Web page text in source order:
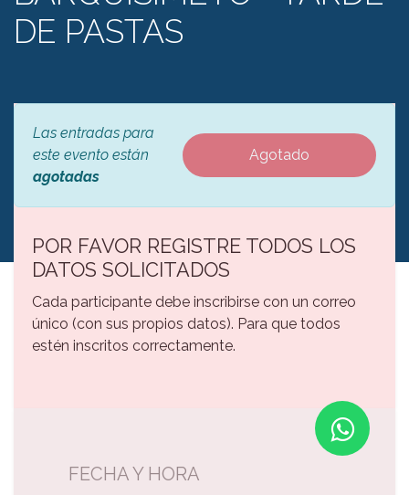
DE PASTAS
Las entradas para
este evento están
agotadas
Agotado
POR FAVOR REGISTRE TODOS LOS
DATOS SOLICITADOS
Cada participante debe inscribirse con un correo
único (con sus propios datos). Para que todos
estén inscritos correctamente.
FECHA Y HORA